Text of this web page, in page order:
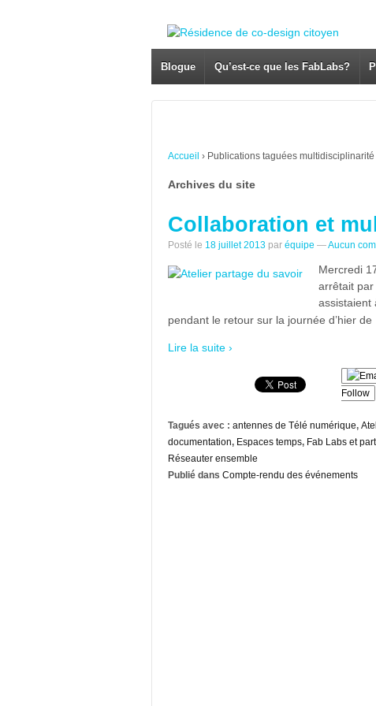
Blogue Qu’est-ce que les FabLabs?
Accueil › Publications taguées multidisciplinarité
Archives du site
Collaboration et
Posté le 18 juillet 2013 par équipe —Aucun
Mercredi
arrêtait par
assistaient
pendant le retour sur la journée d’hier de
Lire la suite ›
Follow
Tagués avec : antennes de Télé numérique,
documentation, Espaces temps, Fab Labs et
Réseauter ensemble
Publié dans Compte-rendu des événements